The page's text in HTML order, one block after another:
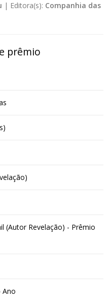
| Editora(s): Companhia das
prêmio
(Autor Revelação) - Prêmio
Ano